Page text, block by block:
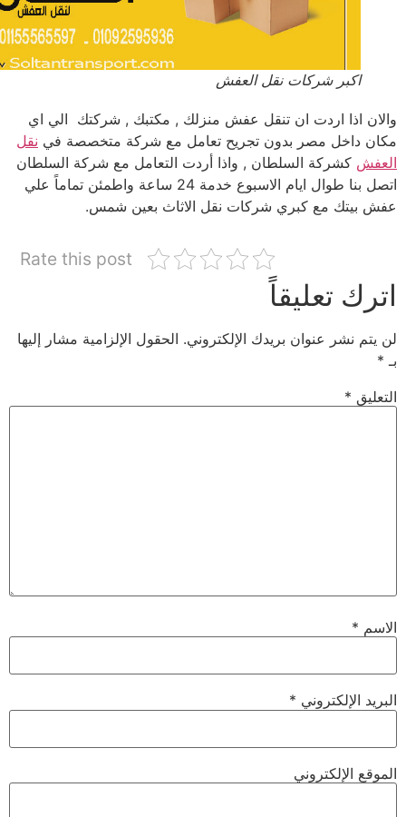
اكبر شركات نقل العفش
اذا اردت ان تنقل عفش منزلك , مكتبك , شركتك الي اي
داخل مصر بدون تجريح تعامل مع شركة متخصصة في نقل
كشركة السلطان , واذا أردت التعامل مع شركة السلطان
اتصل بنا طوال ايام الاسبوع خدمة 24 ساعة واطمئن تماماً علي
بيتك مع كبري شركات نقل الاثاث بعين شمس.
Rate this post
تعليقاً
نشر عنوان بريدك الإلكتروني. الحقول الإلزامية مشار إليها
*
*
الإلكتروني *
الإلكتروني